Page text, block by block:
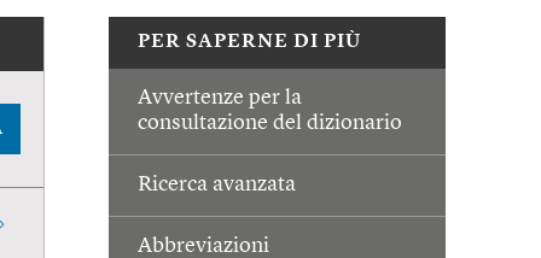
PER SAPERNE DI PIÙ
Avvertenze per la
consultazione del dizionario
Ricerca avanzata
Abbreviazioni